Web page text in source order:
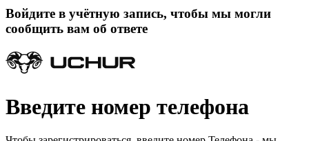
Войдите в учётную запись, чтобы мы могли
сообщить вам об ответе
Введите номер телефона